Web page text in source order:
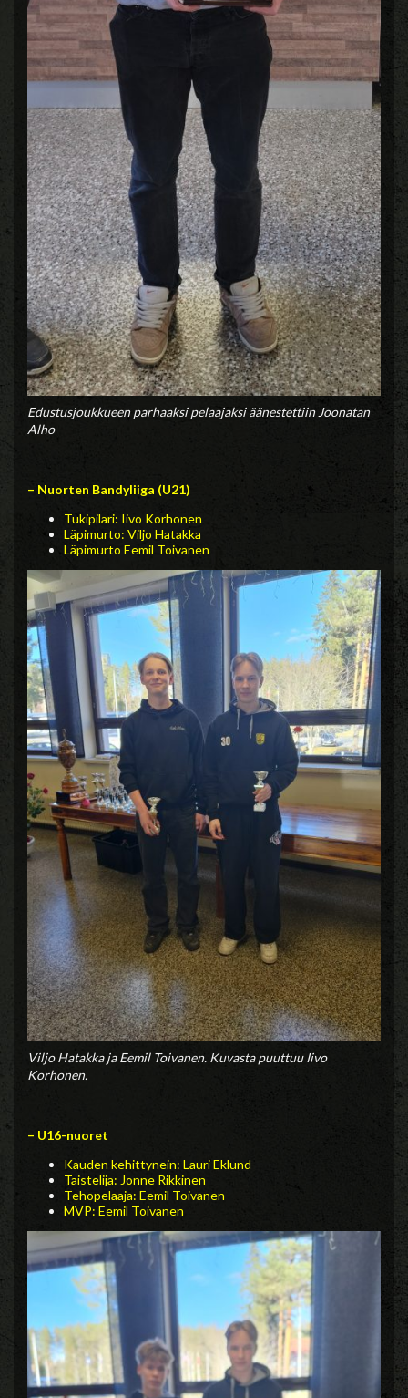
Edustusjoukkueen parhaaksi pelaajaksi äänestettiin Joonatan
Alho
– Nuorten Bandyliiga (U21)
Tukipilari: Iivo Korhonen
Läpimurto: Viljo Hatakka
Läpimurto Eemil Toivanen
Viljo Hatakka ja Eemil Toivanen. Kuvasta puuttuu Iivo
Korhonen.
– U16-nuoret
Kauden kehittynein: Lauri Eklund
Taistelija: Jonne Rikkinen
Tehopelaaja: Eemil Toivanen
MVP: Eemil Toivanen